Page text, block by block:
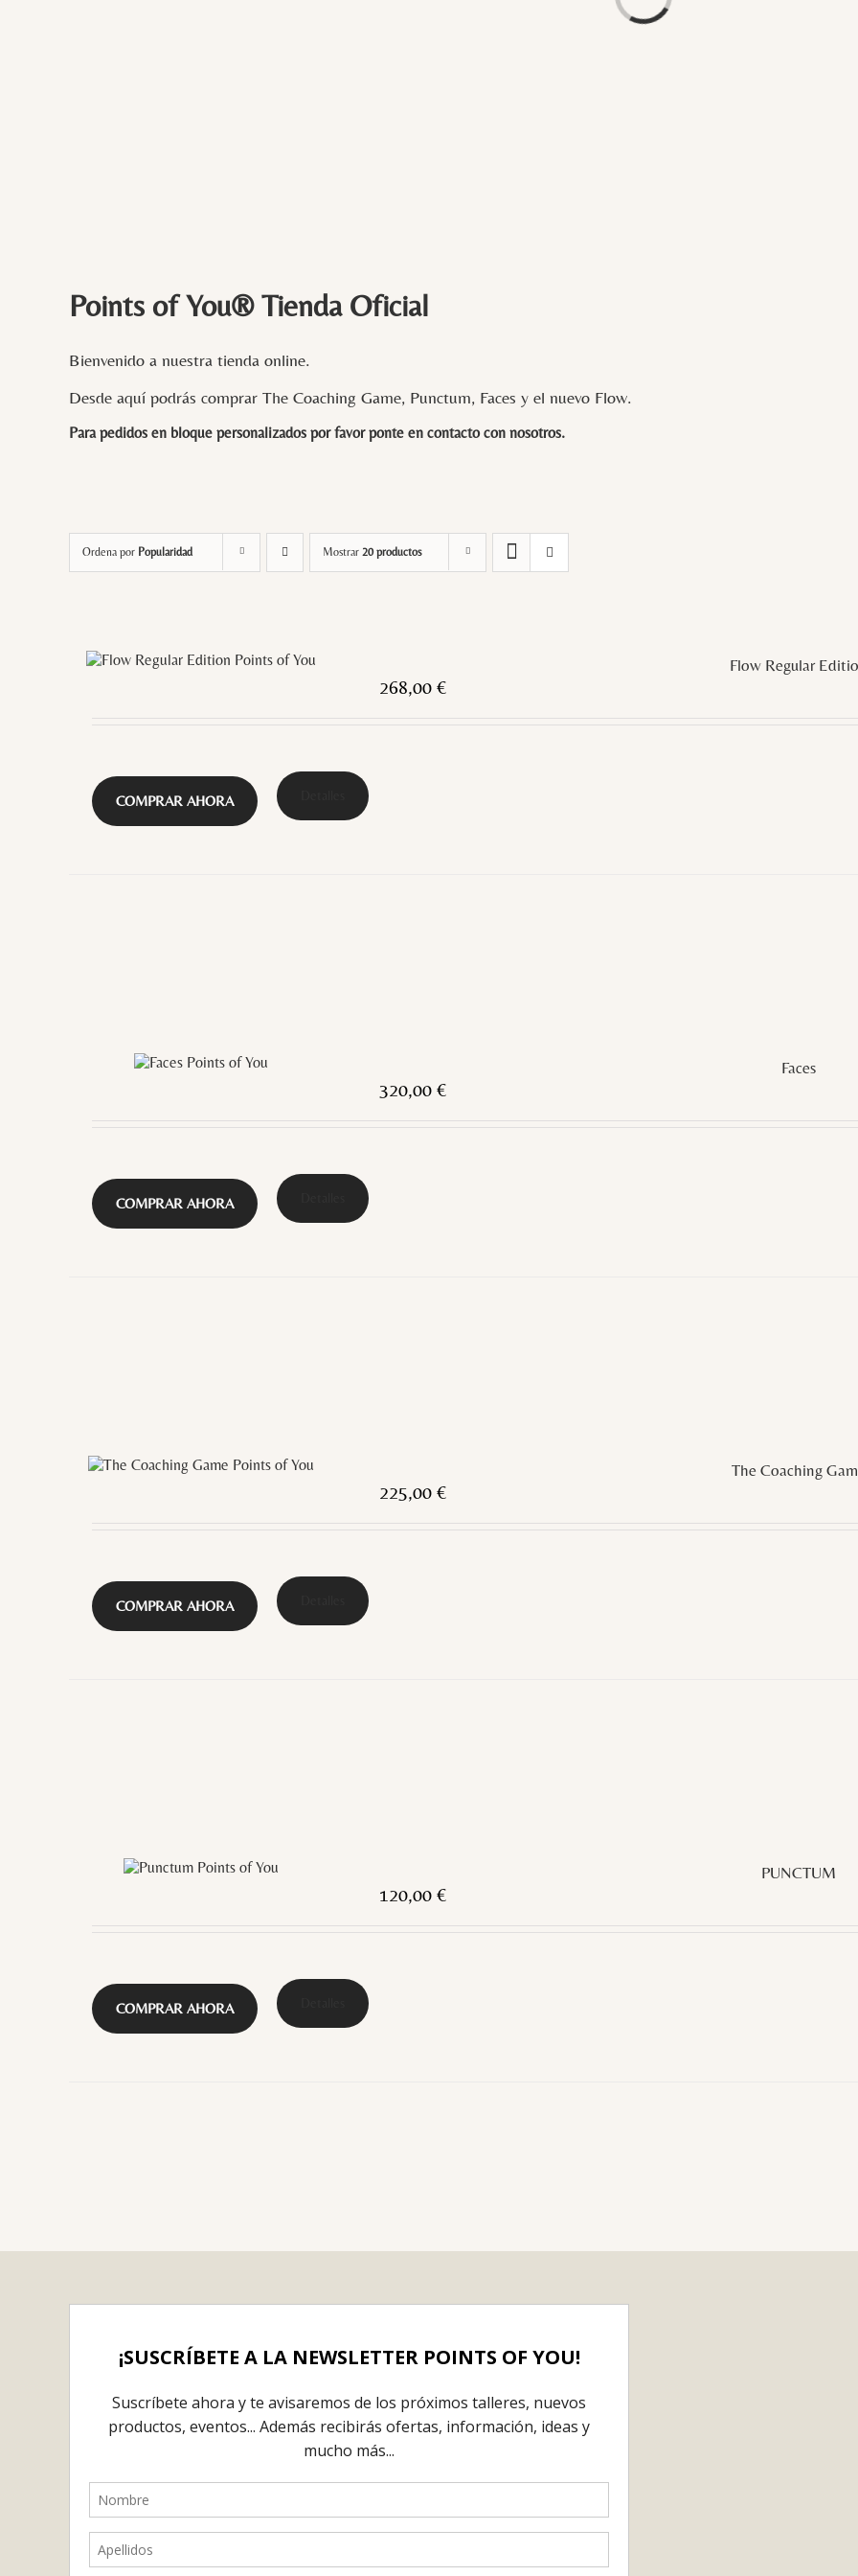
Points of You® Tienda Oficial
Bienvenido a nuestra tienda online.
Desde aquí podrás comprar The Coaching Game, Punctum, Faces y el nuevo Flow.
Para pedidos en bloque personalizados por favor ponte en contacto con nosotros.
Ordena por Popularidad Mostrar 20 productos
Flow Regular
268,00 €
COMPRAR AHORA
Faces
320,00 €
COMPRAR AHORA
The Coaching
225,00 €
COMPRAR AHORA
PUNCTUM
120,00 €
COMPRAR AHORA